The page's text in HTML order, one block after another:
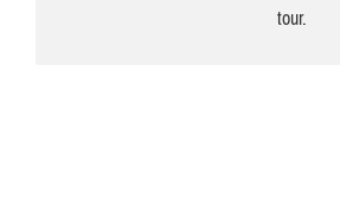
tour.